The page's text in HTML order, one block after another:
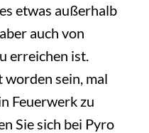
etwas außerhalb
auch von
erreichen ist.
sein, mal
Feuerwerk zu
Sie sich bei Pyro